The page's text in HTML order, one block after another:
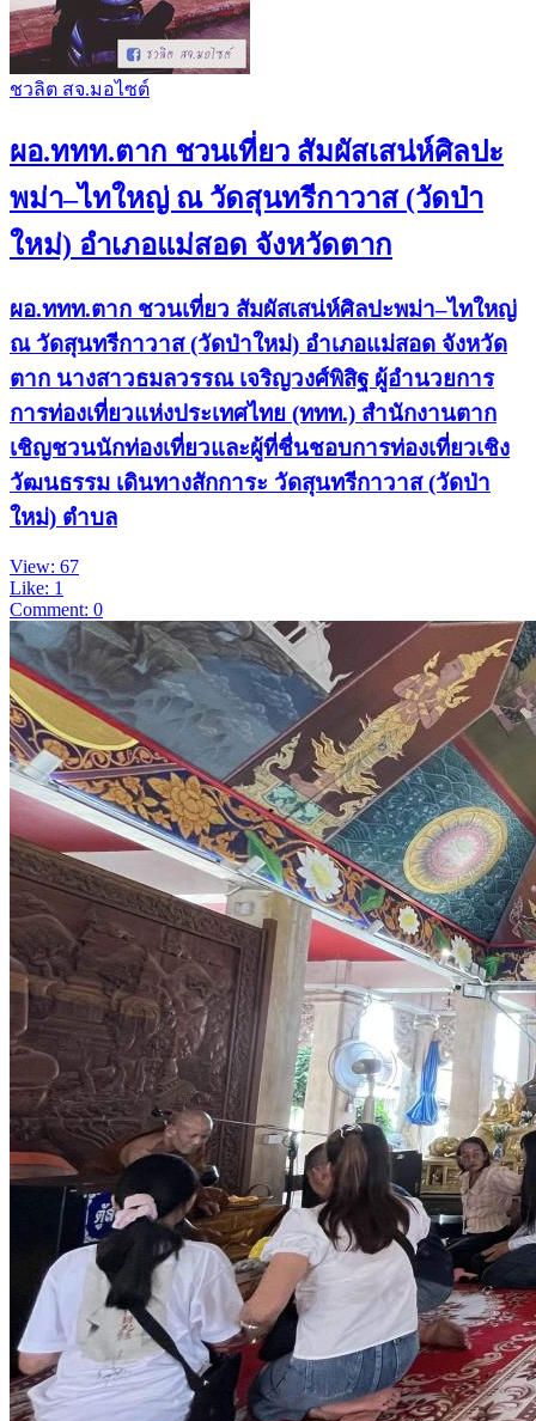
ชวลิต สจ.มอไซต์
ผอ.ททท.ตาก ชวนเที่ยว สัมผัสเสน่ห์ศิลปะ
พม่า–ไทใหญ่ ณ วัดสุนทรีกาวาส (วัดป่า
ใหม่) อำเภอแม่สอด จังหวัดตาก
ผอ.ททท.ตาก ชวนเที่ยว สัมผัสเสน่ห์ศิลปะพม่า–ไทใหญ่
ณ วัดสุนทรีกาวาส (วัดป่าใหม่) อำเภอแม่สอด จังหวัด
ตาก นางสาวธมลวรรณ เจริญวงศ์พิสิฐ ผู้อำนวยการ
การท่องเที่ยวแห่งประเทศไทย (ททท.) สำนักงานตาก
เชิญชวนนักท่องเที่ยวและผู้ที่ชื่นชอบการท่องเที่ยวเชิง
วัฒนธรรม เดินทางสักการะ วัดสุนทรีกาวาส (วัดป่า
ใหม่) ตำบล
View: 67
Like: 1
Comment: 0